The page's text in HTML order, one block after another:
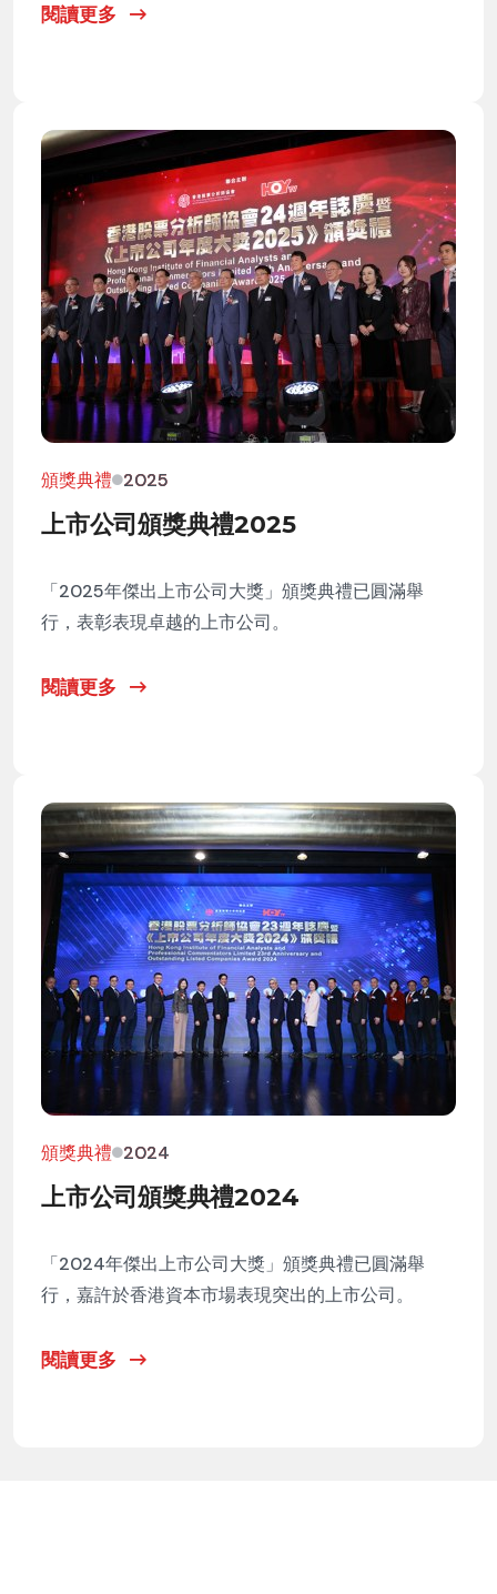
閱讀更多
頒獎典禮 2025
上市公司頒獎典禮2025
「2025年傑出上市公司大獎」頒獎典禮已圓滿舉
行，表彰表現卓越的上市公司。
閱讀更多
頒獎典禮 2024
上市公司頒獎典禮2024
「2024年傑出上市公司大獎」頒獎典禮已圓滿舉
行，嘉許於香港資本市場表現突出的上市公司。
閱讀更多